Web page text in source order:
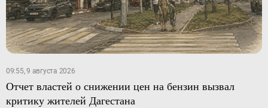
09:55, 9 августа 2026
Отчет властей о снижении цен на бензин вызвал
критику жителей Дагестана